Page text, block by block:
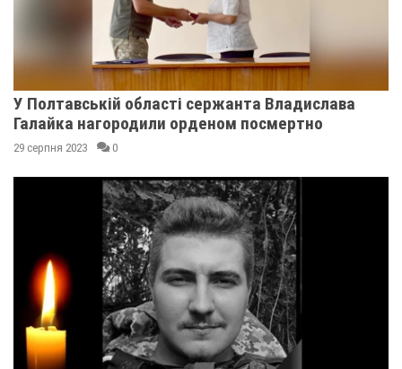
У Полтавській області сержанта Владислава
Галайка нагородили орденом посмертно
29 серпня 2023 0